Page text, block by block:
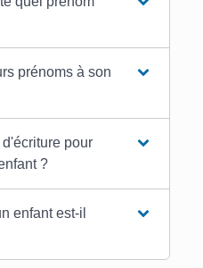
prénoms à son
pour
?
enfant est-il